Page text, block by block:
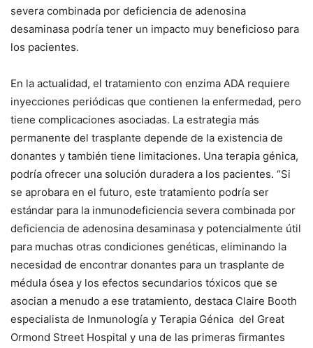
severa combinada por deficiencia de adenosina
desaminasa podría tener un impacto muy beneficioso para
los pacientes.
En la actualidad, el tratamiento con enzima ADA requiere
inyecciones periódicas que contienen la enfermedad, pero
tiene complicaciones asociadas. La estrategia más
permanente del trasplante depende de la existencia de
donantes y también tiene limitaciones. Una terapia génica,
podría ofrecer una solución duradera a los pacientes. “Si
se aprobara en el futuro, este tratamiento podría ser
estándar para la inmunodeficiencia severa combinada por
deficiencia de adenosina desaminasa y potencialmente útil
para muchas otras condiciones genéticas, eliminando la
necesidad de encontrar donantes para un trasplante de
médula ósea y los efectos secundarios tóxicos que se
asocian a menudo a ese tratamiento, destaca Claire Booth
especialista de Inmunología y Terapia Génica del Great
Ormond Street Hospital y una de las primeras firmantes